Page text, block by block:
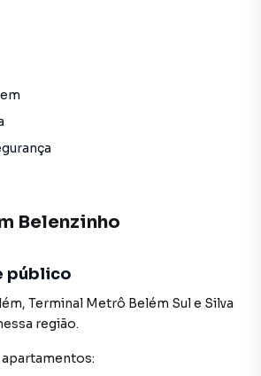
Belenzinho
público
, Terminal Metrô Belém Sule Silva
região.
apartamentos: